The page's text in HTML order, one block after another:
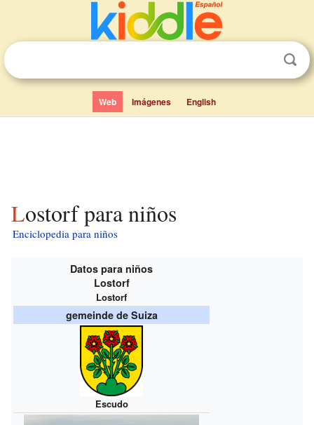
Web Imágenes English
Lostorf para niños
Enciclopedia para niños
Datos para niños
Lostorf
Lostorf
gemeinde de Suiza
Escudo